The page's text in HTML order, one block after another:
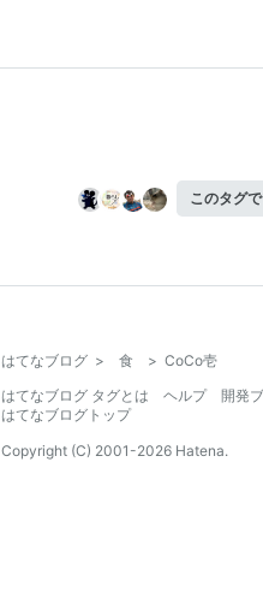
このタグ
はてなブログ > 食 > CoCo壱
はてなブログ タグとは
ヘルプ
開発
はてなブログトップ
Copyright (C) 2001-2026 Hatena.